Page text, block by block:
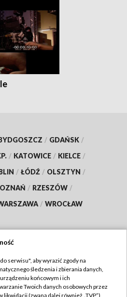
/ GDAŃSK /
/ KATOWICE / KIELCE /
/ ŁÓDŹ / OLSZTYN /
/ RZESZÓW /
/ WROCŁAW
TVP
TVP
serwisu", aby wyrazić zgody na
śledzenia i zbierania danych,
końcowym i ich
Twoich danych osobowych przez
likwidacji (zwaną dalej również „TVP”),